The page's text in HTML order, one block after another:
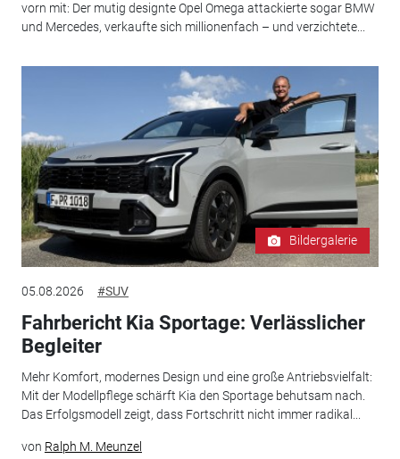
vorn mit: Der mutig designte Opel Omega attackierte sogar BMW
und Mercedes, verkaufte sich millionenfach – und verzichtete...
Bildergalerie
05.08.2026 #SUV
Fahrbericht Kia Sportage: Verlässlicher
Begleiter
Mehr Komfort, modernes Design und eine große Antriebsvielfalt:
Mit der Modellpflege schärft Kia den Sportage behutsam nach.
Das Erfolgsmodell zeigt, dass Fortschritt nicht immer radikal...
von Ralph M. Meunzel